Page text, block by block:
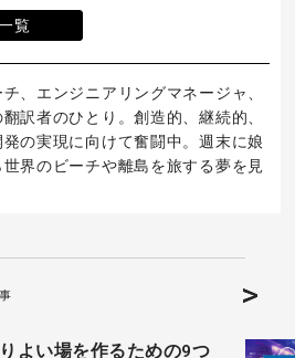
覧
、エンジニアリングマネージャ、
訳者のひとり。創造的、継続的、
の実現に向けて奮闘中。週末に娘
界のビーチや離島を旅する夢を見
よい場を作るための9つ